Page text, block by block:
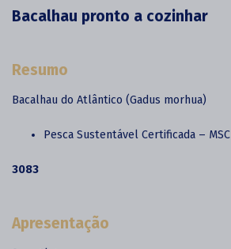
Bacalhau pronto a cozinhar
Resumo
Bacalhau do Atlântico (Gadus morhua)
Pesca Sustentável Certificada – MSC
3083
Apresentação